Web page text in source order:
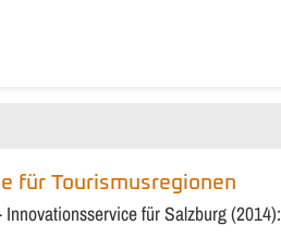
für Tourismusregionen
für Salzburg (2014):